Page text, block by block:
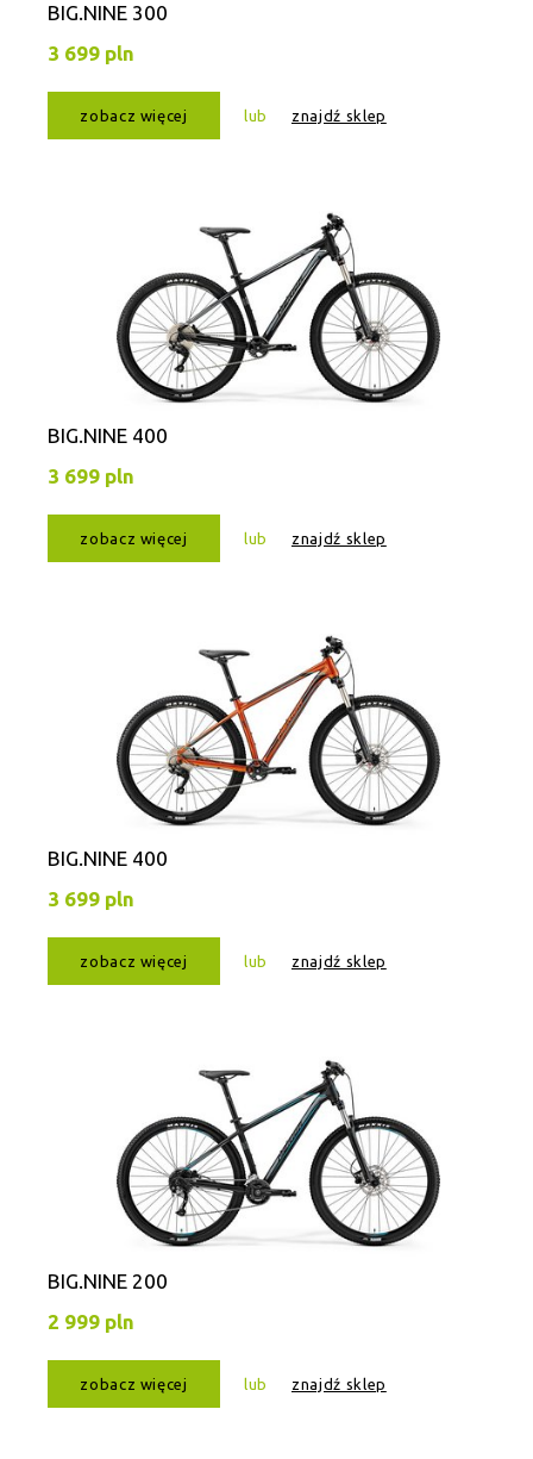
BIG.NINE 300
3 699 pln
zobacz więcej lub znajdź sklep
BIG.NINE 400
3 699 pln
zobacz więcej lub znajdź sklep
BIG.NINE 400
3 699 pln
zobacz więcej lub znajdź sklep
BIG.NINE 200
2 999 pln
zobacz więcej lub znajdź sklep